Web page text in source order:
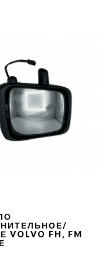
VOLVO FH, FM